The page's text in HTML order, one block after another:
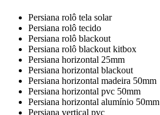
Persiana rolô tela solar
Persiana rolô tecido
Persiana rolô blackout
Persiana rolô blackout kitbox
Persiana horizontal 25mm
Persiana horizontal blackout
Persiana horizontal madeira 50mm
Persiana horizontal pvc 50mm
Persiana horizontal alumínio 50mm
Persiana vertical pvc